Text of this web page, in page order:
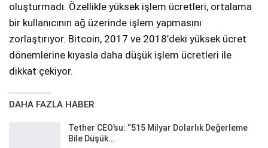
oluşturmadı. Özellikle yüksek işlem ücretleri, ortalama
bir kullanıcının ağ üzerinde işlem yapmasını
zorlaştırıyor. Bitcoin, 2017 ve 2018’deki yüksek ücret
dönemlerine kıyasla daha düşük işlem ücretleri ile
dikkat çekiyor.
DAHA FAZLA HABER
Tether CEO’su: “515 Milyar Dolarlık Değerleme
Bile Düşük…